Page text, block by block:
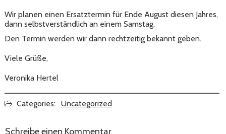
Wir planen einen Ersatztermin für Ende August diesen Jahres,
dann selbstverständlich an einem Samstag.
Den Termin werden wir dann rechtzeitig bekannt geben.
Viele Grüße,
Veronika Hertel
Categories: Uncategorized
Schreibe einen Kommentar